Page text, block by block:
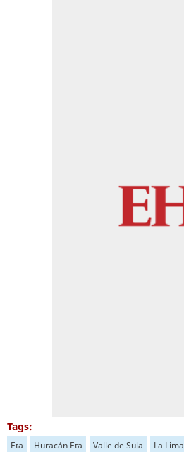
Tags:
Eta Huracán Eta Valle de Sula La Lima